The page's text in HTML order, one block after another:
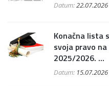
Datum:22.07.2026
Konačna lista
svoja pravo
2025/2026. ...
Datum: 15.07.2026